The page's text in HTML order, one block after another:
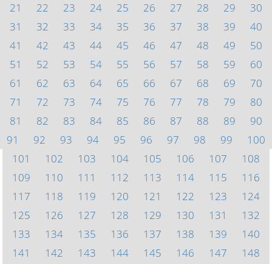
21
22 23 24 25 26 27 28 29
30
31
32 33 34 35 36 37 38 39
40
41
42 43 44 45 46 47 48 49
50
51
52 53 54 55 56 57 58 59
60
61
62 63 64 65 66 67 68 69
70
71
72 73 74 75 76 77 78 79
80
81
82 83 84 85 86 87 88 89
90
91
92 93 94 95 96 97 98 99
100
101
102 103 104 105 106 107
108
109
110 111 112 113 114 115
116
117
118 119 120 121 122 123
124
125
126 127 128 129 130 131
132
133
134 135 136 137 138 139
140
141
142 143 144 145 146 147
148